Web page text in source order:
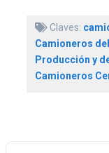
Claves:
Camioneros
Producción y
Camioneros